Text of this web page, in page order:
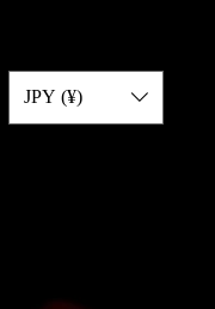
JPY (¥)